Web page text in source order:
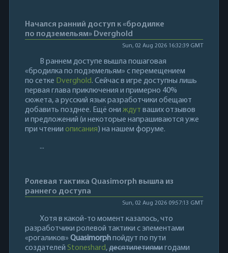
Начался ранний доступ к «бродилке
по подземельям» Dverghold
Sun, 02 Aug 2026 16:32:39 GMT
В раннем доступе вышла пошаговая
«бродилка по подземельям» с перемещением
по сетке Dverghold. Сейчас в игре доступны лишь
первая глава приключения и примерно 40%
сюжета, а русский язык разработчики обещают
добавить позднее. Ещё они ждут ваших отзывов
и предложений (и некоторые напрашиваются уже
при чтении описания) на нашем форуме.
...
Ролевая тактика Quasimorph вышла из
раннего доступа
Sun, 02 Aug 2026 09:57:13 GMT
Хотя в какой-то момент казалось, что
разработчики ролевой тактики с элементами
«рогаликов» Quasimorphпойдут по пути
создателей Stoneshard,десятилетиямигодами